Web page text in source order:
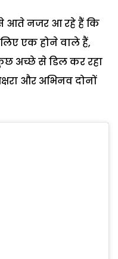
आते नजर आ रहे हैं कि
एक होने वाले हैं,
अच्छे से डिल कर रहा
और अभिनव दोनों